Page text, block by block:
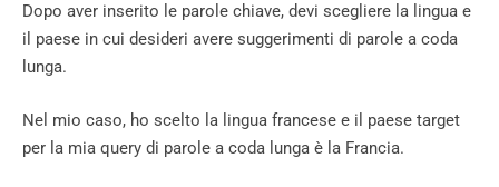
Dopo aver inserito le parole chiave, devi scegliere la lingua e
il paese in cui desideri avere suggerimenti di parole a coda
lunga.
Nel mio caso, ho scelto la lingua francese e il paese target
per la mia query di parole a coda lunga è la Francia.